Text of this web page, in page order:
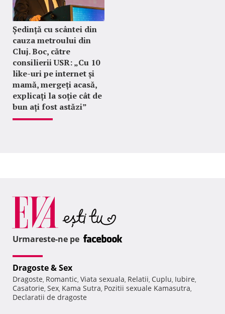
Ședință cu scântei din
cauza metroului din
Cluj. Boc, către
consilierii USR: „Cu 10
like-uri pe internet și
mamă, mergeți acasă,
explicați la soție cât de
bun ați fost astăzi”
Urmareste-ne pe
Dragoste & Sex
Dragoste, Romantic, Viata sexuala, Relatii, Cuplu, Iubire,
Casatorie, Sex, Kama Sutra, Pozitii sexuale Kamasutra,
Declaratii de dragoste